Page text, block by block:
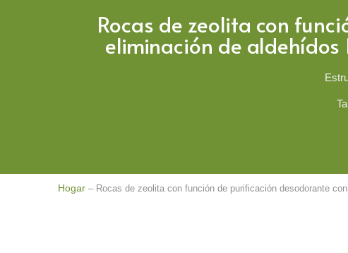
Rocas de zeolita con
eliminación de
Hogar – Rocas de zeolita con función de purificación desodorante